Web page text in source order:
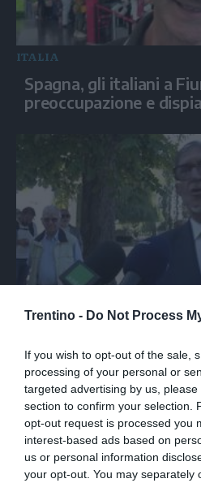
Trentino - Do Not Process
If you wish to opt-out of the sale,
processing of your personal or
targeted advertising by us,
section to confirm your selection.
opt-out request is processed you
interest-based ads based on
us or personal information
your opt-out. You may separately
ITALIA
Spagna, gli italiani a
preoccupazione e
ITALIA
voltava le spalle a